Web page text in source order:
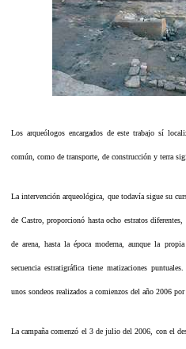
Los arqueólogos encargados de este trabajo sí
común, como de transporte, de construcción y terra
La intervención arqueológica, que todavía sigue su
de Castro, proporcionó hasta ocho estratos
de arena, hasta la época moderna, aunque la
secuencia estratigráfica tiene matizaciones
unos sondeos realizados a comienzos del año 2006
La campaña comenzó el 3 de julio del 2006, con el